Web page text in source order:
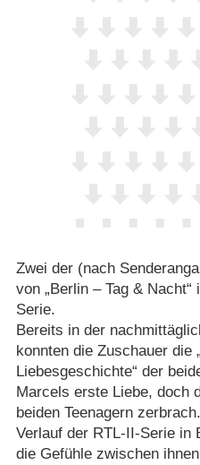
Zwei der (nach
von „Berlin – Tag &
Serie.
Bereits in der
konnten die Zuschauer die
Liebesgeschichte“ der
Marcels erste Liebe, doch
beiden Teenagern
Verlauf der RTL-II-Serie in
die Gefühle zwischen